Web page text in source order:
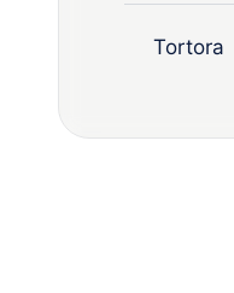
Tortora